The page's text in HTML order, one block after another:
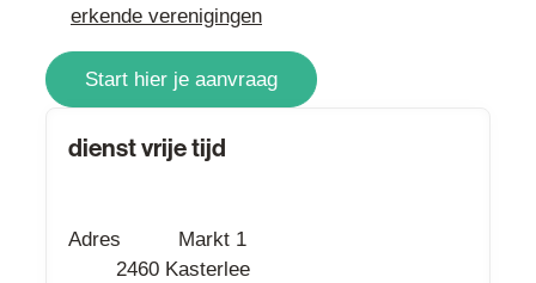
erkende verenigingen
Start hier je aanvraag
dienst vrije tijd
Adres
Markt 1
,
2460 Kasterlee